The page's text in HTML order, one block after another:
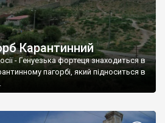
Карантинний
- Генуезька фортеця знаходиться в
пагорбі, який підноситься в